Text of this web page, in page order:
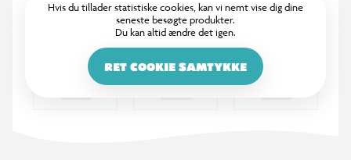
Hvis du tillader statistiske cookies, kan vi nemt vise dig dine
seneste besøgte produkter.
Du kan altid ændre det igen.
RET COOKIE SAMTYKKE